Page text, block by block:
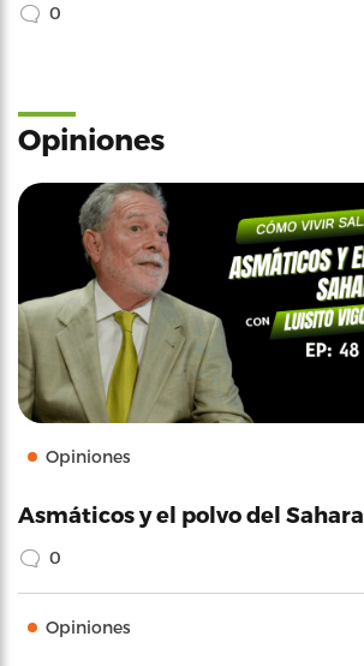
0
Opiniones
Opiniones
Asmáticos y el polvo del Sahara
0
Opiniones